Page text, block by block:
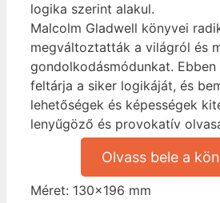
logika szerint alakul.
Malcolm Gladwell könyvei
megváltoztatták a világról és
gondolkodásmódunkat.
feltárja a siker logikáját, és
lehetőségek és képességek
lenyűgöző és provokatív
Olvass bele a
Méret: 130×196 mm